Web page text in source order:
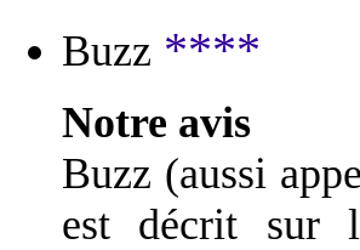
Buzz ****
Notre avis
Buzz (aussi
est décrit sur